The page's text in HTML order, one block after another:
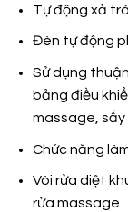
Tự động xả
Đèn tự động
Sử dụng
bảng điều
massage, sấy
Chức năng
Vòi rửa diệt
rửa massage